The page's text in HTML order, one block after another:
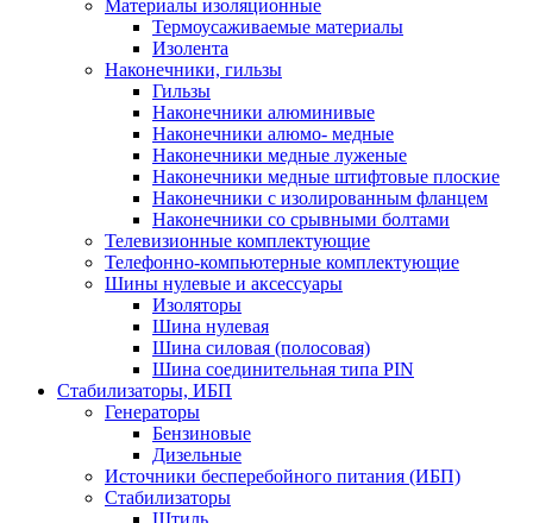
Материалы изоляционные
Термоусаживаемые матeриалы
Изолента
Наконечники, гильзы
Гильзы
Наконечники алюминивые
Наконечники алюмо- медные
Наконечники медные луженые
Наконечники медные штифтовые плоские
Наконечники с изолированным фланцем
Наконечники со срывными болтами
Телевизионные комплектующие
Телефонно-компьютерные комплектующие
Шины нулевые и аксессуары
Изоляторы
Шина нулевая
Шина силовая (полосовая)
Шина соединительная типа PIN
Стабилизаторы, ИБП
Генераторы
Бензиновые
Дизельные
Источники бесперебойного питания (ИБП)
Стабилизаторы
Штиль